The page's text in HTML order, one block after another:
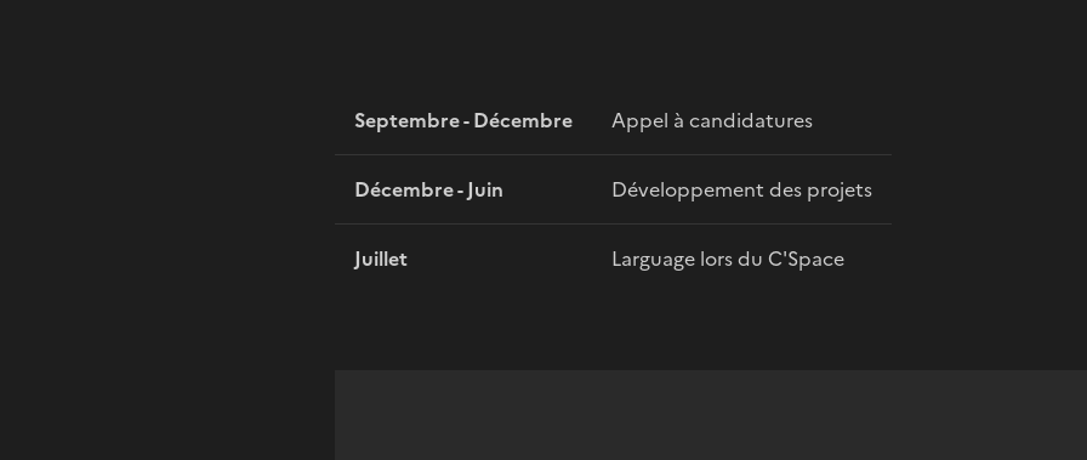
Septembre - Décembre Appel à candidatures
Décembre - Juin Développement des projets
Juillet Larguage lors du C'Space